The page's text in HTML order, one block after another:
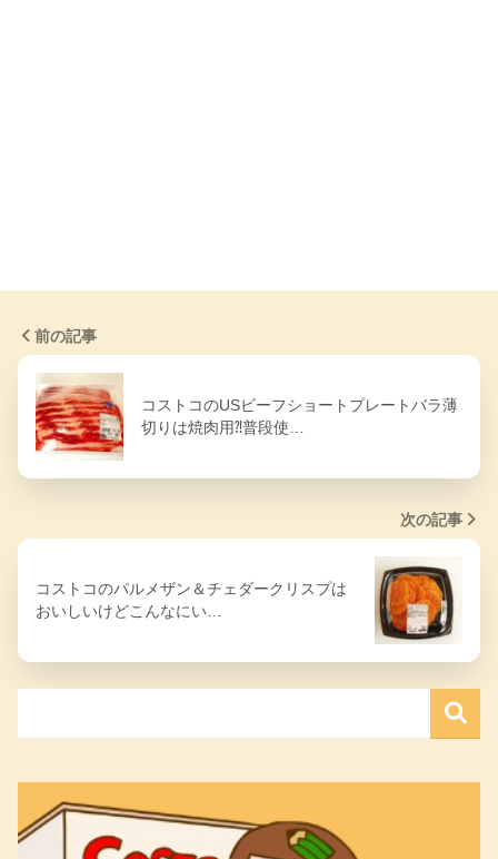
前の記事
コストコのUSビーフショートプレートバラ薄
切りは焼肉用⁈普段使…
次の記事
コストコのパルメザン＆チェダークリスプは
おいしいけどこんなにい…